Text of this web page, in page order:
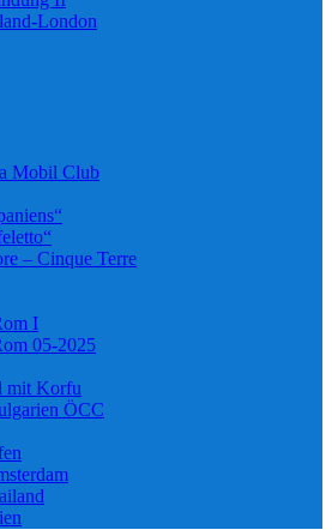
London
Mobil Club
– Cinque Terre
I
05-2025
mit Korfu
ÖCC